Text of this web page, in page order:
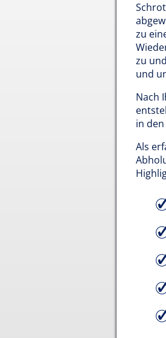
zu
zu
und
Nach
in
Als